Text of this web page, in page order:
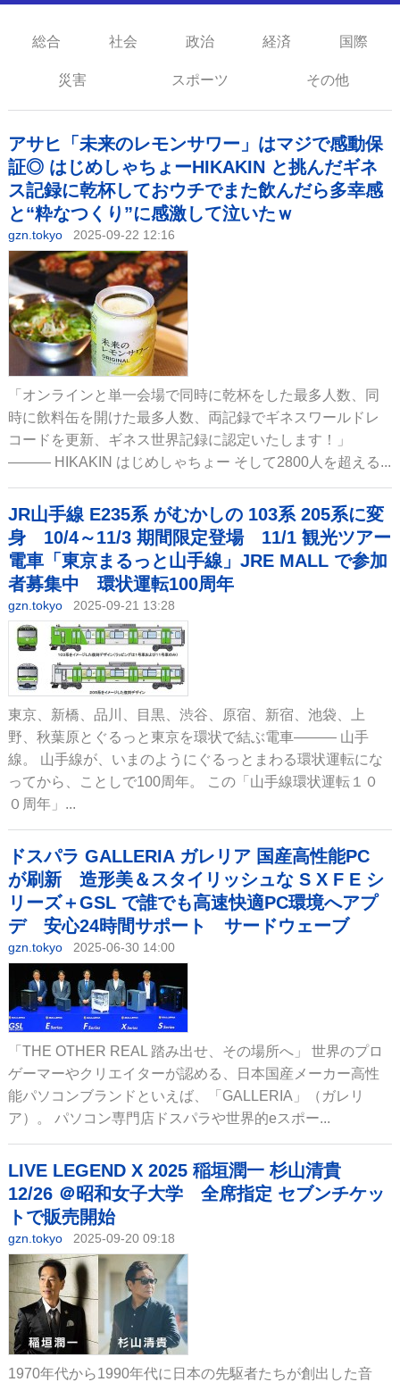
総合 社会 政治 経済 国際
災害 スポーツ その他
アサヒ「未来のレモンサワー」はマジで感動保
証◎ はじめしゃちょーHIKAKIN と挑んだギネ
ス記録に乾杯しておウチでまた飲んだら多幸感
と“粋なつくり”に感激して泣いたｗ
gzn.tokyo 2025-09-22 12:16
「オンラインと単一会場で同時に乾杯をした最多人数、同
時に飲料缶を開けた最多人数、両記録でギネスワールドレ
コードを更新、ギネス世界記録に認定いたします！」
――― HIKAKIN はじめしゃちょー そして2800人を超える...
JR山手線 E235系 がむかしの 103系 205系に変
身 10/4～11/3 期間限定登場 11/1 観光ツアー
電車「東京まるっと山手線」JRE MALL で参加
者募集中 環状運転100周年
gzn.tokyo 2025-09-21 13:28
東京、新橋、品川、目黒、渋谷、原宿、新宿、池袋、上
野、秋葉原とぐるっと東京を環状で結ぶ電車――― 山手
線。 山手線が、いまのようにぐるっとまわる環状運転にな
ってから、ことしで100周年。 この「山手線環状運転１０
０周年」...
ドスパラ GALLERIA ガレリア 国産高性能PC
が刷新 造形美＆スタイリッシュな S X F E シ
リーズ＋GSL で誰でも高速快適PC環境へアプ
デ 安心24時間サポート サードウェーブ
gzn.tokyo 2025-06-30 14:00
「THE OTHER REAL 踏み出せ、その場所へ」 世界のプロ
ゲーマーやクリエイターが認める、日本国産メーカー高性
能パソコンブランドといえば、「GALLERIA」（ガレリ
ア）。 パソコン専門店ドスパラや世界的eスポー...
LIVE LEGEND X 2025 稲垣潤一 杉山清貴
12/26 ＠昭和女子大学 全席指定 セブンチケッ
トで販売開始
gzn.tokyo 2025-09-20 09:18
1970年代から1990年代に日本の先駆者たちが創出した音